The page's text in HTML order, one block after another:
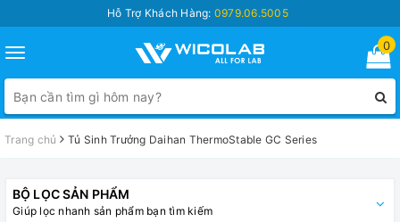
Hỗ Trợ Khách Hàng: 0979.06.5005
Toggle
navigation
0
Trang chủ Tủ Sinh Trưởng Daihan ThermoStable GC Series
BỘ LỌC SẢN PHẨM
Giúp lọc nhanh sản phẩm bạn tìm kiếm